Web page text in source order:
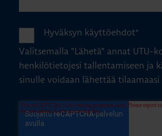
Hyväksyn käyttöehdot*
Valitsemalla "Lähetä" annat UTU-
henkilötietojesi tallentamiseen ja
sinulle voidaan lähettää tilaamaasi